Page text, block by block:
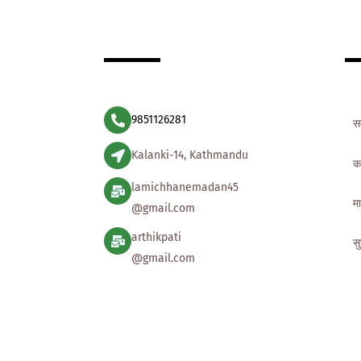
9851126281
Kalanki-14, Kathmandu
lamichhanemadan45
@gmail.com
arthikpati
@gmail.com